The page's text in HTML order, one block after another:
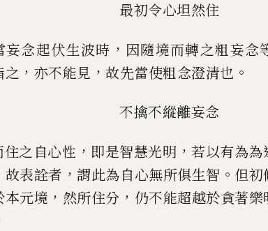
最初令心坦然住
妄念起伏生波時 ， 因隨境而轉之粗妄念
之 ， 亦不能見 ， 故先當使粗念澄清也 。
不擒不縱離妄念
住之自心性 ， 即是智慧光明 ，若以有為為
故表詮者 ，謂此為自心無所俱生智 。 但初
本元境 ， 然所住分 ， 仍不能超越於貪著樂